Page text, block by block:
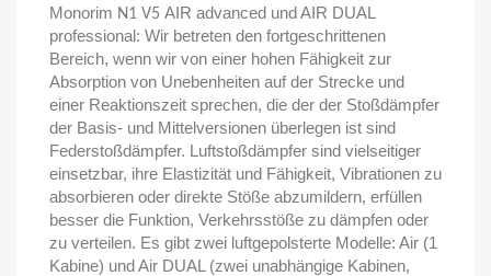
Monorim N1 V5 AIR advanced und AIR DUAL
professional: Wir betreten den fortgeschrittenen
Bereich, wenn wir von einer hohen Fähigkeit zur
Absorption von Unebenheiten auf der Strecke und
einer Reaktionszeit sprechen, die der der Stoßdämpfer
der Basis- und Mittelversionen überlegen ist sind
Federstoßdämpfer. Luftstoßdämpfer sind vielseitiger
einsetzbar, ihre Elastizität und Fähigkeit, Vibrationen zu
absorbieren oder direkte Stöße abzumildern, erfüllen
besser die Funktion, Verkehrsstöße zu dämpfen oder
zu verteilen. Es gibt zwei luftgepolsterte Modelle: Air (1
Kabine) und Air DUAL (zwei unabhängige Kabinen,